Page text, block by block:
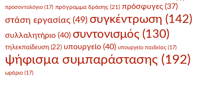
προσοντολόγιο (17) πρόγραμμα δράσης (21) πρόσφυγες (37)
στάση εργασίας (49) συγκέντρωση (142)
συλλαλητήριο (40) συντονισμός (130)
τηλεκπαίδευση (22) υπουργείο (40) υπουργείο παιδείας (17)
ψήφισμα συμπαράστασης (192)
ωράριο (17)